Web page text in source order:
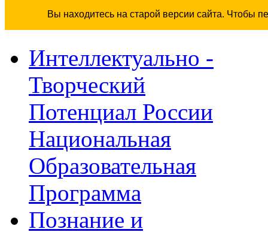
Вы находитесь на старой версии сайта. Чтобы
Интеллектуально -
Творческий
Потенциал России
Национальная
Образовательная
Программа
Познание и